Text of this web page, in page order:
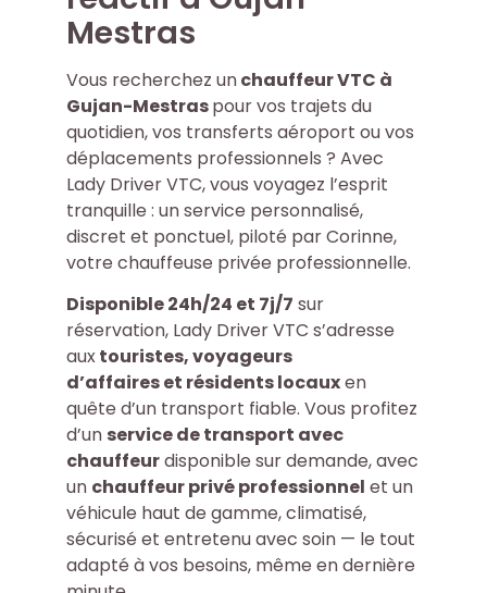
Mestras
Vous recherchez unchauffeur VTC à
Gujan-Mestraspour vos trajets du
quotidien, vos transferts aéroport ou vos
déplacements professionnels ? Avec
Lady Driver VTC, vous voyagez l’esprit
tranquille : un service personnalisé,
discret et ponctuel, piloté par Corinne,
votre chauffeuse privée professionnelle.
Disponible 24h/24 et 7j/7 sur
réservation, Lady Driver VTC s’adresse
auxtouristes,voyageurs
d’affaireset résidents locauxen
quête d’un transport fiable. Vous profitez
d’un service de transport avec
chauffeurdisponible sur demande, avec
un chauffeur privé professionnel et un
véhicule haut de gamme, climatisé,
sécurisé et entretenu avec soin — le tout
adapté à vos besoins, même en dernière